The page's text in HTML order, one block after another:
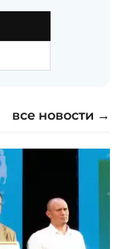
все новости →